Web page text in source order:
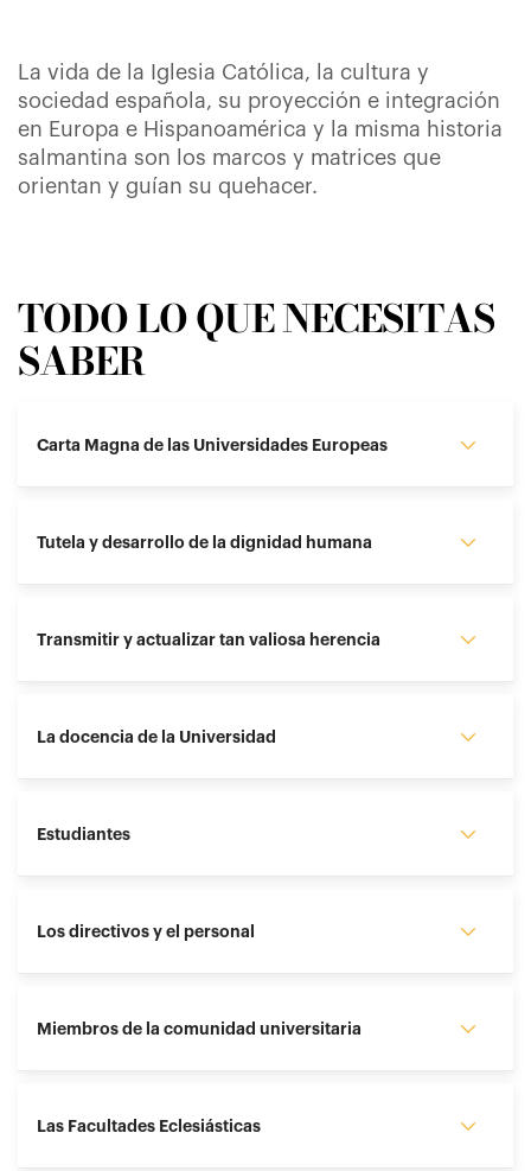
La vida de la Iglesia Católica, la cultura y
sociedad española, su proyección e integración
en Europa e Hispanoamérica y la misma historia
salmantina son los marcos y matrices que
orientan y guían su quehacer.
TODO LO QUE NECESITAS
SABER
Carta Magna de las Universidades Europeas
Tutela y desarrollo de la dignidad humana
Transmitir y actualizar tan valiosa herencia
La docencia de la Universidad
Estudiantes
Los directivos y el personal
Miembros de la comunidad universitaria
Las Facultades Eclesiásticas